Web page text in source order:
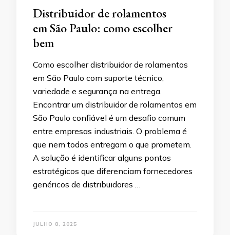
Distribuidor de rolamentos
em São Paulo: como escolher
bem
Como escolher distribuidor de rolamentos
em São Paulo com suporte técnico,
variedade e segurança na entrega.
Encontrar um distribuidor de rolamentos em
São Paulo confiável é um desafio comum
entre empresas industriais. O problema é
que nem todos entregam o que prometem.
A solução é identificar alguns pontos
estratégicos que diferenciam fornecedores
genéricos de distribuidores …
JULHO 8, 2025